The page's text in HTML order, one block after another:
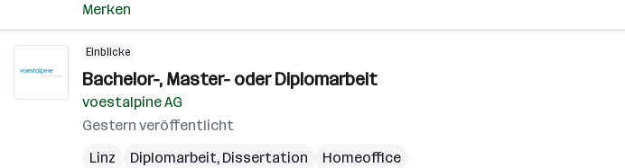
Merken
Einblicke
Bachelor-, Master- oder Diplomarbeit
voestalpine AG
Gestern veröffentlicht
Linz
Diplomarbeit, Dissertation Homeoffice